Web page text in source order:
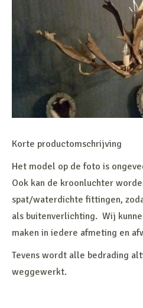
Korte productomschrijving
Het model op de foto is
Ook kan de kroonluchter
spat/waterdichte fittingen,
als buitenverlichting. Wij
maken in iedere afmeting en
Tevens wordt alle bedrading
weggewerkt.